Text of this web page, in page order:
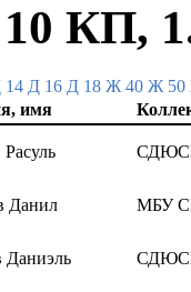
КП,
14 Д 16 Д 18 Ж 40 Ж 50
имя
Данил МБУ
Даниэль